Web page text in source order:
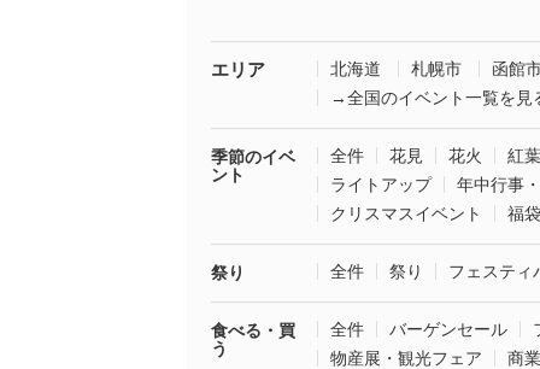
エリア 北海道 札幌市
函館
→全国のイベント一覧を見
季節のイベ
ント
全件 花見 花火
紅葉
ライトアップ
年中行事
クリスマスイベント
福
祭り 全件 祭り フェスティ
食べる・買
う
全件 バーゲンセール
物産展・観光フェア
商